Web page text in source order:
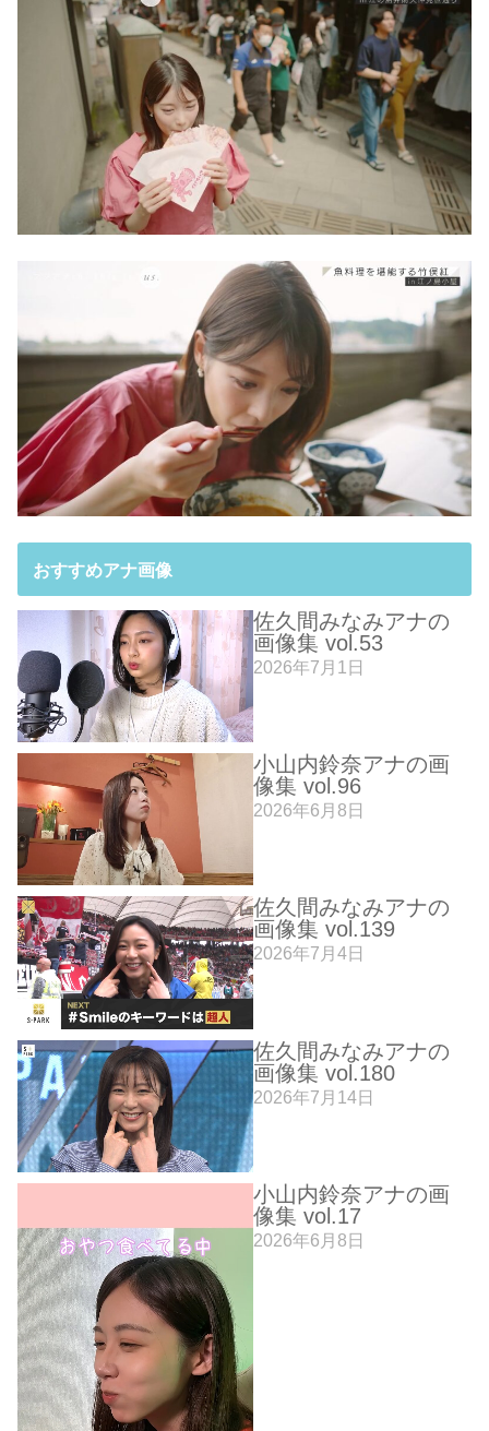
おすすめアナ画像
佐久間みなみアナの
画像集 vol.53
2026年7月1日
小山内鈴奈アナの画
像集 vol.96
2026年6月8日
佐久間みなみアナの
画像集 vol.139
2026年7月4日
佐久間みなみアナの
画像集 vol.180
2026年7月14日
小山内鈴奈アナの画
像集 vol.17
2026年6月8日